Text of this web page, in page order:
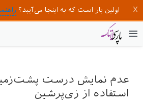
اولین بار است که به اینجا می‌آیید؟
عدم نمایش درست
استفاده از زی‌پرشین